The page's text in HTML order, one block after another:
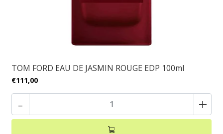
TOM FORD EAU DE JASMIN ROUGE EDP 100ml
€111,00
- +